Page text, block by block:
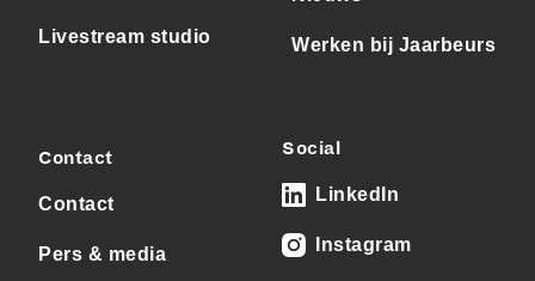
Livestream studio Werken bij Jaarbeurs
Contact
Contact
Pers & media
Social
LinkedIn
Instagram